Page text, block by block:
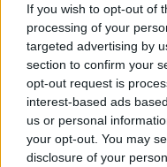
If you wish to opt-out of
processing of your
targeted advertising by
section to confirm your
opt-out request is
interest-based ads
us or personal
your opt-out. You may
disclosure of your
Xαρακτήρες: 0/1000
Διαβάστε και